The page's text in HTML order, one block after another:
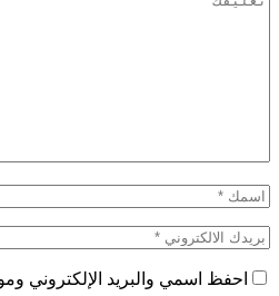
احفظ اسمي والبريد الإلكتروني